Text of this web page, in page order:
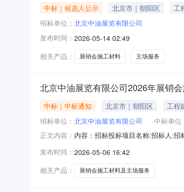
中标｜候选人公示 北京市｜朝阳区 工
招标单位： 北京中油展览有限公司
发布时间： 2026-05-14 02:49
相关产品：
展销会施工材料 主场服务
北京中油展览有限公司2026年展销
中标｜中标通知 北京市｜朝阳区 工程
招标单位： 北京中油展览有限公司 中标单位
正文内容： 内容：招标投标项目名称:招标人:
期:至
发布时间： 2026-05-06 16:42
相关产品：
展销会施工材料及主场服务